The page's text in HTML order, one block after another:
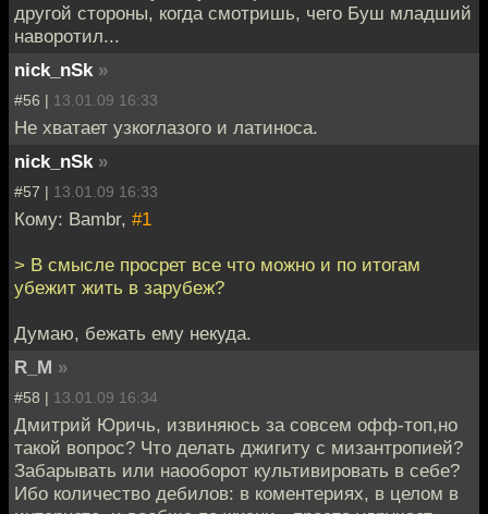
другой стороны, когда смотришь, чего Буш младший
наворотил...
nick_nSk »
#56 | 13.01.09 16:33
Не хватает узкоглазого и латиноса.
nick_nSk »
#57 | 13.01.09 16:33
Кому: Bambr, #1
> В смысле просрет все что можно и по итогам
убежит жить в зарубеж?
Думаю, бежать ему некуда.
R_M »
#58 | 13.01.09 16:34
Дмитрий Юричь, извиняюсь за совсем офф-топ,но
такой вопрос? Что делать джигиту с мизантропией?
Забарывать или наооборот культивировать в себе?
Ибо количество дебилов: в коментериях, в целом в